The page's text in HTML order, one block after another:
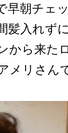
早朝チェ
髪入れず
から来た
メリさん